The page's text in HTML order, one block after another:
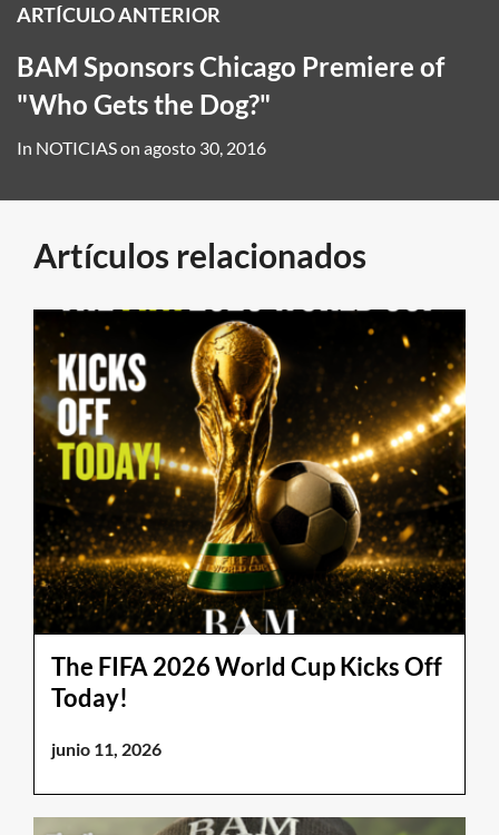
ARTÍCULO ANTERIOR
BAM Sponsors Chicago Premiere of
"Who Gets the Dog?"
In NOTICIASon agosto 30, 2016
Artículos relacionados
The FIFA 2026 World Cup Kicks Off
Today!
junio 11, 2026